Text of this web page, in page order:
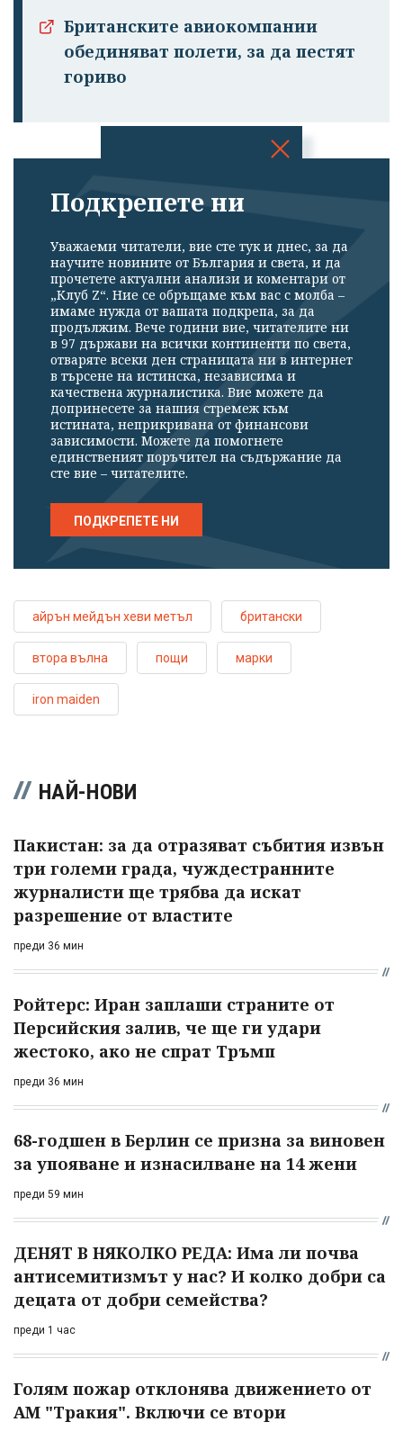
излязохте от
Британските авиокомпании
обединяват полети, за да пестят
гориво
Подкрепете ни
Уважаеми читатели, вие сте тук и днес, за да
научите новините от България и света, и да
прочетете актуални анализи и коментари от
„Клуб Z“. Ние се обръщаме към вас с молба –
имаме нужда от вашата подкрепа, за да
продължим. Вече години вие, читателите ни
в 97 държави на всички континенти по света,
отваряте всеки ден страницата ни в интернет
в търсене на истинска, независима и
качествена журналистика. Вие можете да
допринесете за нашия стремеж към
истината, неприкривана от финансови
зависимости. Можете да помогнете
единственият поръчител на съдържание да
сте вие – читателите.
ПОДКРЕПЕТЕ НИ
айрън мейдън хеви метъл британски
втора вълна пощи марки
iron maiden
НАЙ-НОВИ
Пакистан: за да отразяват събития извън
три големи града, чуждестранните
журналисти ще трябва да искат
разрешение от властите
преди 36 мин
Ройтерс: Иран заплаши страните от
Персийския залив, че ще ги удари
жестоко, ако не спрат Тръмп
преди 36 мин
68-годшен в Берлин се призна за виновен
за упояване и изнасилване на 14 жени
преди 59 мин
ДЕНЯТ В НЯКОЛКО РЕДА: Има ли почва
антисемитизмът у нас? И колко добри са
децата от добри семейства?
преди 1 час
Голям пожар отклонява движението от
АМ "Тракия". Включи се втори